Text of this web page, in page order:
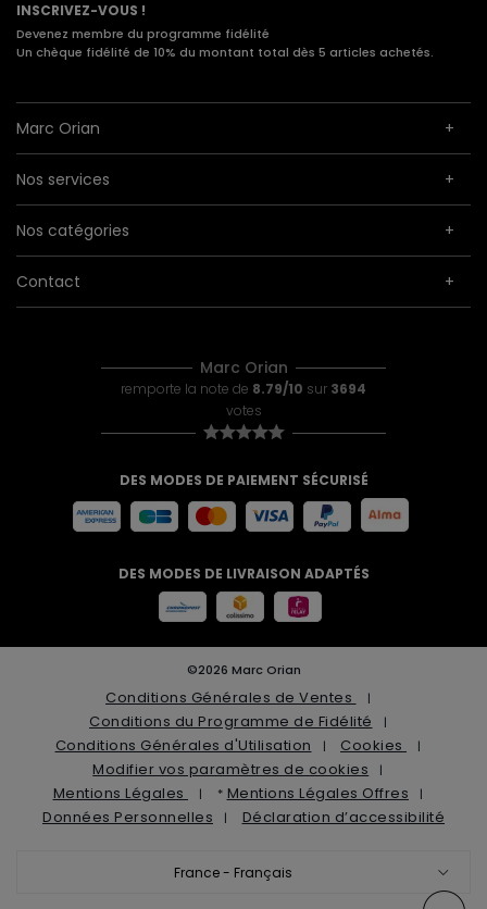
INSCRIVEZ-VOUS !
Devenez membre du programme fidélité
Un chèque fidélité de 10% du montant total dès 5 articles achetés.
Marc Orian
Nos services
Nos catégories
Contact
Marc Orian
remporte la note de 8.79/10 sur 3694
votes
DES MODES DE PAIEMENT SÉCURISÉ
DES MODES DE LIVRAISON ADAPTÉS
©2026 Marc Orian
Conditions Générales de Ventes
Conditions du Programme de Fidélité
Conditions Générales d'Utilisation
Cookies
Modifier vos paramètres de cookies
Mentions Légales
* Mentions Légales Offres
Données Personnelles
Déclaration d’accessibilité
France - Français